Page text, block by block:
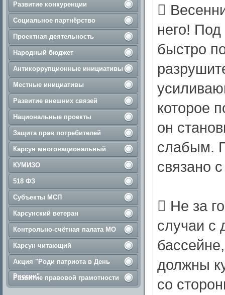
Развитие конкуренции
Социальное партнёрство
Проектная деятельность
Народный бюджет
Антикоррупционные инициативы
Местные инициативы
Развитие внешних связей
Национальные проекты
Защита прав потребителей
Карсун многонациональный
КУМИЗО
518 ФЗ
Субъекты МСП
Карсунский ветеран
Контрольно-счётная палата МО
Карсун читающий
Акция "Роди патриота в День
России"
Развитие правовой грамотности
​
него!
быстро
которое
он
слабым.
связано
​ Не за
случаи с
должны
со